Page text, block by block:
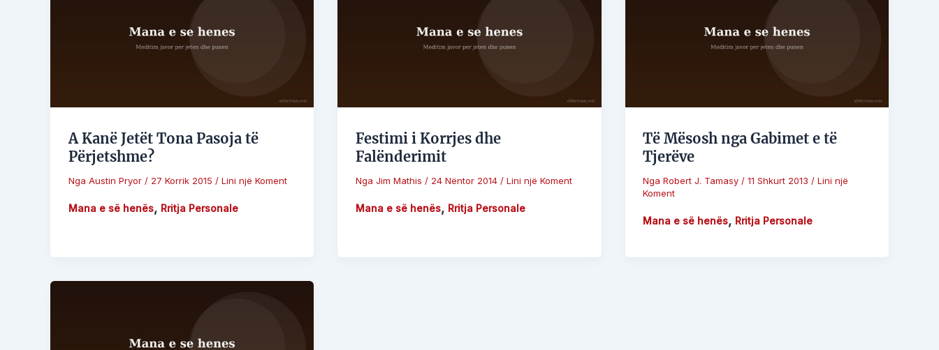
A Kanë Jetët Tona Pasoja të
Përjetshme?
Nga Austin Pryor / 27 Korrik 2015 / Lini një Koment
Mana e së henës, Rritja Personale
Festimi i Korrjes dhe
Falënderimit
Nga Jim Mathis / 24 Nëntor 2014 / Lini një Koment
Mana e së henës, Rritja Personale
Të Mësosh nga Gabimet e të
Tjerëve
NgaRobert J. Tamasy/11 Shkurt 2013/Lini një
Koment
Mana e së henës, Rritja Personale